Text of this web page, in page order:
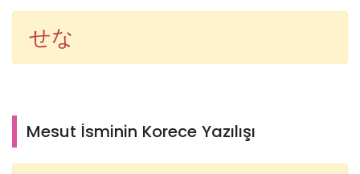
せな
Mesut İsminin Korece Yazılışı